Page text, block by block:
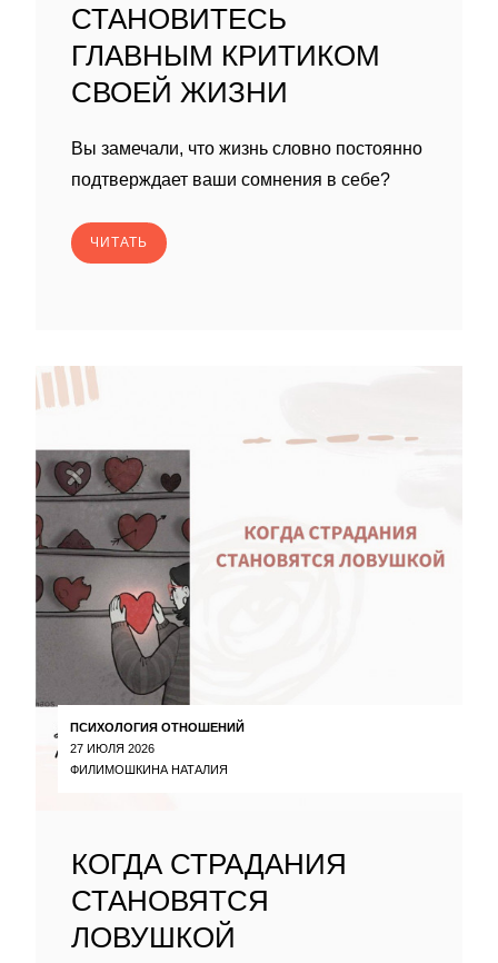
СТАНОВИТЕСЬ
ГЛАВНЫМ КРИТИКОМ
СВОЕЙ ЖИЗНИ
Вы замечали, что жизнь словно постоянно
подтверждает ваши сомнения в себе?
ЧИТАТЬ
ПСИХОЛОГИЯ ОТНОШЕНИЙ
27 ИЮЛЯ 2026
ФИЛИМОШКИНА НАТАЛИЯ
КОГДА СТРАДАНИЯ
СТАНОВЯТСЯ
ЛОВУШКОЙ